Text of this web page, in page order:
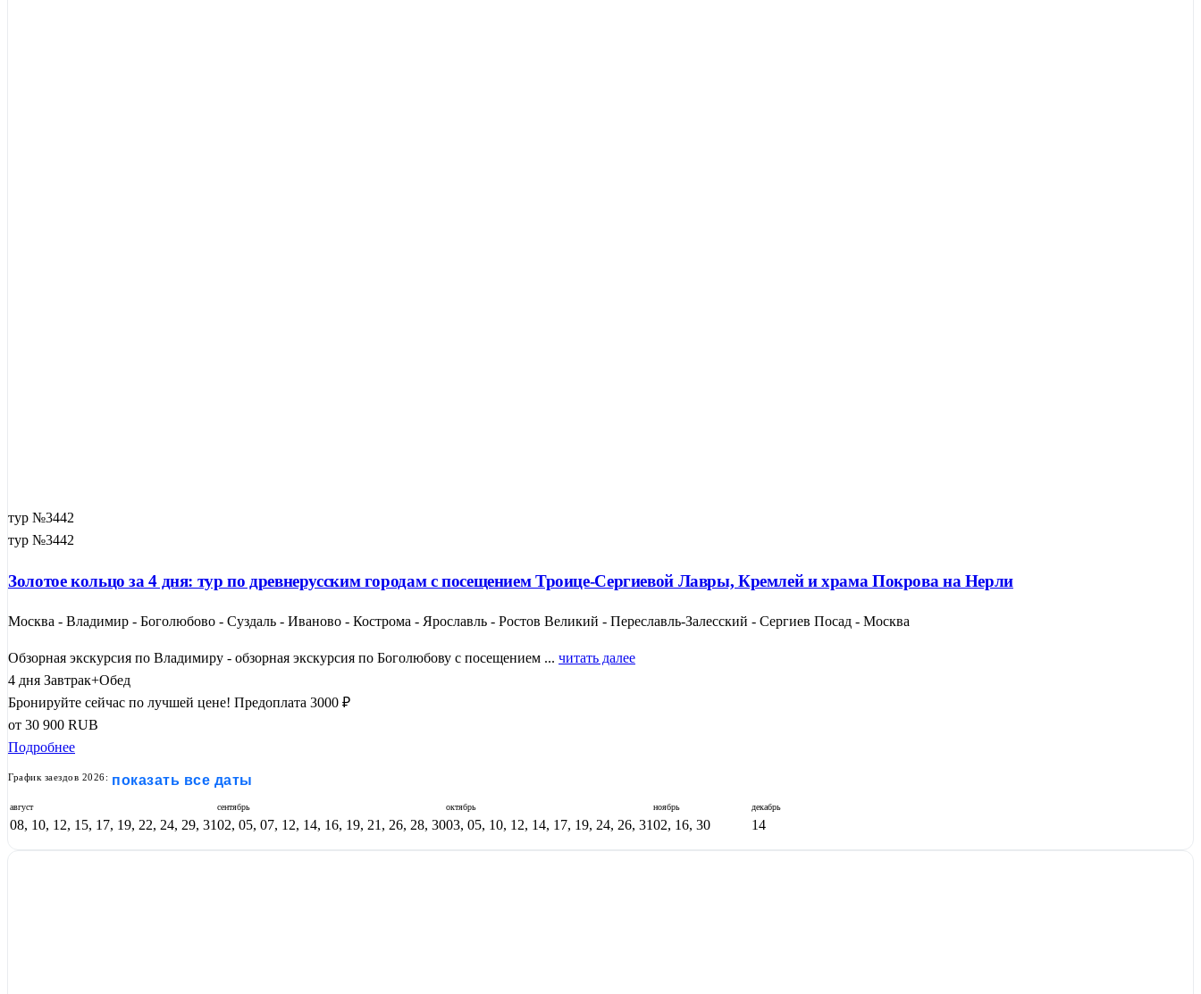
тур №3442
тур №3442
Золотое кольцо за 4 дня: тур по древнерусским городам с посещением Троице-Сергиевой Лавры, Кремлей и храма Покрова на Нерли
Москва - Владимир - Боголюбово - Суздаль - Иваново - Кострома - Ярославль - Ростов Великий - Переславль-Залесский - Сергиев Посад - Москва
Обзорная экскурсия по Владимиру - обзорная экскурсия по Боголюбову с посещением ... читать далее
4 дня Завтрак+Обед
Бронируйте сейчас по лучшей цене! Предоплата 3000 ₽
от 30 900 RUB
Подробнее
График заездов 2026: показать все даты
август
08, 10, 12, 15, 17, 19, 22, 24, 29, 31
сентябрь
02, 05, 07, 12, 14, 16, 19, 21, 26, 28, 30
октябрь
03, 05, 10, 12, 14, 17, 19, 24, 26, 31
ноябрь
02, 16, 30
декабрь
14